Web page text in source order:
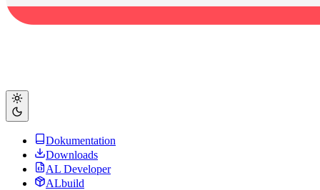
Dokumentation
Downloads
AL Developer
ALbuild